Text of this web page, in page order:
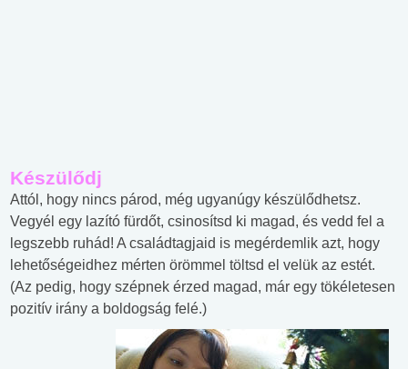
Készülődj
Attól, hogy nincs párod, még ugyanúgy készülődhetsz.
Vegyél egy lazító fürdőt, csinosítsd ki magad, és vedd fel a
legszebb ruhád! A családtagjaid is megérdemlik azt, hogy
lehetőségeidhez mérten örömmel töltsd el velük az estét.
(Az pedig, hogy szépnek érzed magad, már egy tökéletesen
pozitív irány a boldogság felé.)